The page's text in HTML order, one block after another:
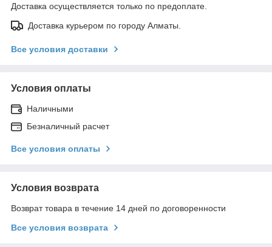
Доставка осуществляется только по предоплате.
Доставка курьером по городу Алматы.
Все условия доставки
Условия оплаты
Наличными
Безналичный расчет
Все условия оплаты
Условия возврата
Возврат товара в течение 14 дней по договоренности
Все условия возврата